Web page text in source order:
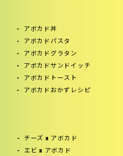
アボカド丼
アボカドパスタ
アボカドグラタン
アボカドサンドイッチ
アボカドトースト
アボカドおかずレシピ
チーズ x アボカド
エビ x アボカド